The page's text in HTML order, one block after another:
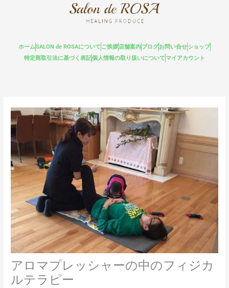
ホームSALON de ROSAについて ご挨拶店舗案内ブログお問い合せショップ
特定商取引法に基づく表記個人情報の取り扱いについてマイアカウント
アロマプレッシャーの中のフィジカ
ルテラピー